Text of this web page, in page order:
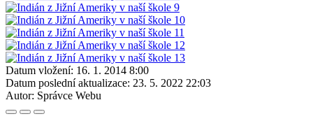
Datum vložení: 16. 1. 2014 8:00
Datum poslední aktualizace: 23. 5. 2022 22:03
Autor: Správce Webu